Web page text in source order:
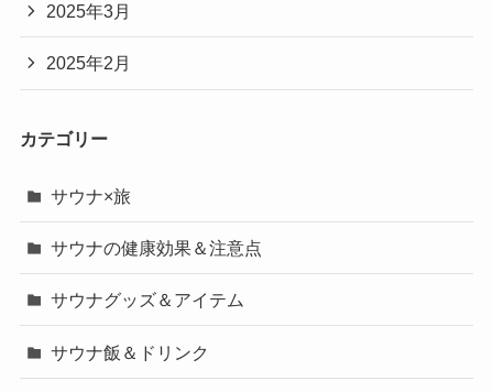
2025年3月
2025年2月
カテゴリー
サウナ×旅
サウナの健康効果＆注意点
サウナグッズ＆アイテム
サウナ飯＆ドリンク